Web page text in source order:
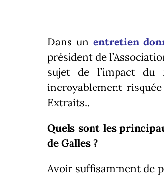
Dans unentretien
président de
sujet de l’impact
incroyablement
Extraits..
Quels sont les
de Galles ?
Avoir suffisamment de